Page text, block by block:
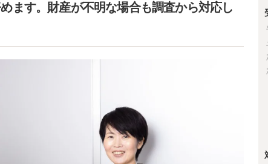
ます。財産が不明な場合も調査から対応し